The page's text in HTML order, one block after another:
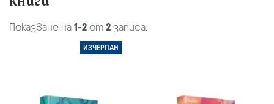
Показване на1-2от2записа.
ИЗЧЕРПАН